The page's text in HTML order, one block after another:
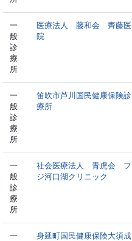
一
般
診
療
所
医療法人 藤和会 齊藤医
院
一
般
診
療
所
笛吹市芦川国民健康保険診
療所
一
般
診
療
所
社会医療法人 青虎会 フ
ジ河口湖クリニック
一
身延町国民健康保険大須成